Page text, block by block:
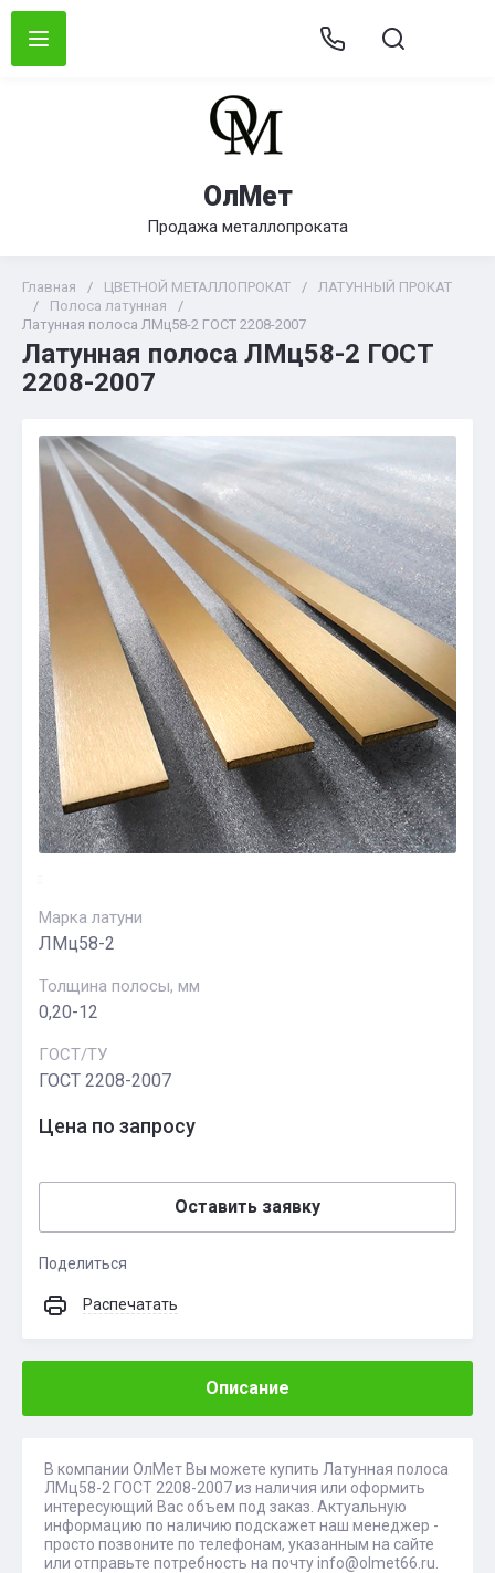
ОлМет
Продажа металлопроката
Главная / ЦВЕТНОЙ МЕТАЛЛОПРОКАТ /
ЛАТУННЫЙ ПРОКАТ
/
Полоса латунная
/
Латунная полоса ЛМц58-2 ГОСТ 2208-2007
Латунная полоса ЛМц58-2 ГОСТ
2208-2007
Марка латуни
ЛМц58-2
Толщина полосы, мм
0,20-12
ГОСТ/ТУ
ГОСТ 2208-2007
Цена по запросу
Оставить заявку
Поделиться
Распечатать
Описание
В компании ОлМет Вы можете купить Латунная полоса
ЛМц58-2 ГОСТ 2208-2007 из наличия или оформить
интересующий Вас объем под заказ. Актуальную
информацию по наличию подскажет наш менеджер -
просто позвоните по телефонам, указанным на сайте
или отправьте потребность на почту info@olmet66.ru.